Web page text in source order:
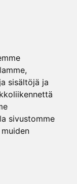
sisältöjä ja
sivustomme